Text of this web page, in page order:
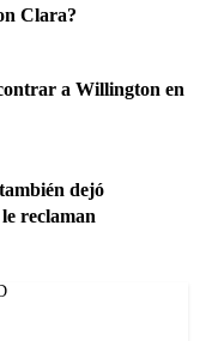
Clara?
a Willington en
dejó
reclaman